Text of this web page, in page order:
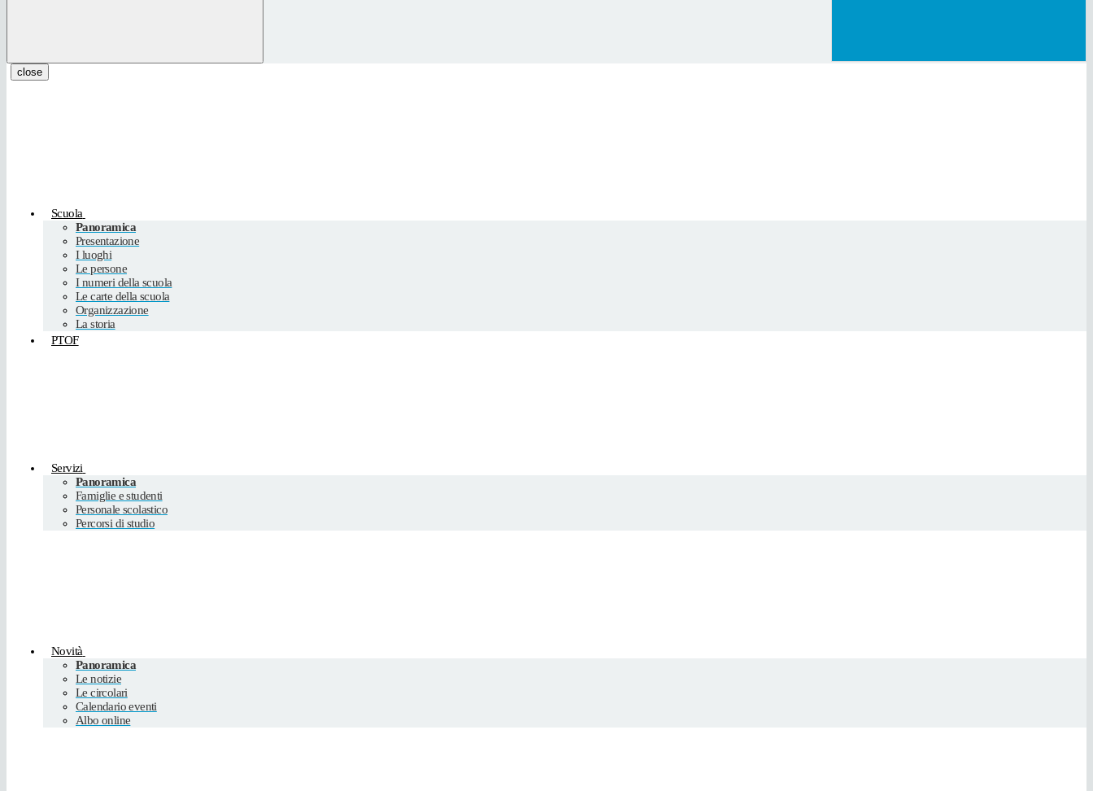
close
Scuola
Panoramica
Presentazione
I luoghi
Le persone
I numeri della scuola
Le carte della scuola
Organizzazione
La storia
PTOF
Servizi
Panoramica
Famiglie e studenti
Personale scolastico
Percorsi di studio
Novità
Panoramica
Le notizie
Le circolari
Calendario eventi
Albo online